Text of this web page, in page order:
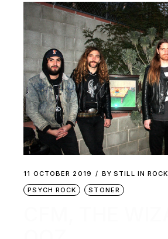
11 OCTOBER 2019 BY STILL IN ROCK
PSYCH ROCK
STONER